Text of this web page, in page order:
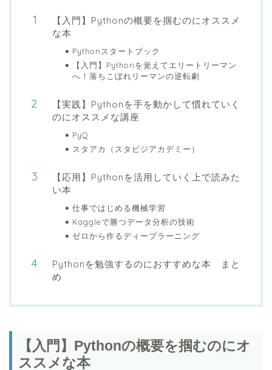
【入門】Pythonの概要を掴むのにオススメ
な本
Pythonスタートブック
【入門】Pythonを覚えてエリートリーマン
へ！落ちこぼれリーマンの逆転劇
【実践】Pythonを手を動かして慣れていく
のにオススメな講座
PyQ
スタアカ（スタビジアカデミー）
【応用】Pythonを活用していく上で読みた
い本
仕事ではじめる機械学習
Kaggleで勝つデータ分析の技術
ゼロから作るディープラーニング
Pythonを勉強するのにおすすめな本 まと
め
【入門】Pythonの概要を掴むのにオ
ススメな本